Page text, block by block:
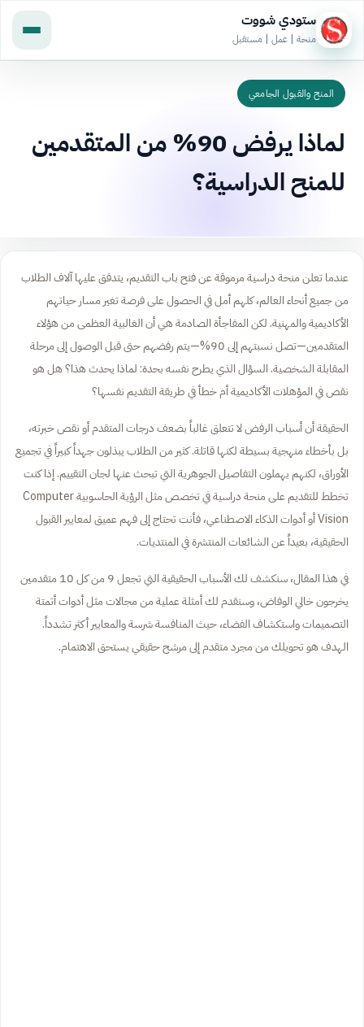
ستودي شووت
منحة | عمل | مستقبل
المنح والقبول الجامعي
لماذا يرفض 90% من المتقدمين
للمنح الدراسية؟
عندما تعلن منحة دراسية مرموقة عن فتح باب التقديم، يتدفق عليها آلاف الطلاب
من جميع أنحاء العالم، كلهم أمل في الحصول على فرصة تغير مسار حياتهم
الأكاديمية والمهنية. لكن المفاجأة الصادمة هي أن الغالبية العظمى من هؤلاء
المتقدمين—تصل نسبتهم إلى 90%—يتم رفضهم حتى قبل الوصول إلى مرحلة
المقابلة الشخصية. السؤال الذي يطرح نفسه بحدة: لماذا يحدث هذا؟ هل هو
نقص في المؤهلات الأكاديمية أم خطأ في طريقة التقديم نفسها؟
الحقيقة أن أسباب الرفض لا تتعلق غالباً بضعف درجات المتقدم أو نقص خبرته،
بل بأخطاء منهجية بسيطة لكنها قاتلة. كثير من الطلاب يبذلون جهداً كبيراً في تجميع
الأوراق، لكنهم يهملون التفاصيل الجوهرية التي تبحث عنها لجان التقييم. إذا كنت
تخطط للتقديم على منحة دراسية في تخصص مثل الرؤية الحاسوبيةComputer
Visionأو أدوات الذكاء الاصطناعي، فأنت تحتاج إلى فهم عميق لمعايير القبول
الحقيقية، بعيداً عن الشائعات المنتشرة في المنتديات.
في هذا المقال، سنكشف لك الأسباب الحقيقية التي تجعل 9 من كل 10 متقدمين
يخرجون خالي الوفاض، وسنقدم لك أمثلة عملية من مجالات مثل أدوات أتمتة
التصميمات واستكشاف الفضاء، حيث المنافسة شرسة والمعايير أكثر تشدداً.
الهدف هو تحويلك من مجرد متقدم إلى مرشح حقيقي يستحق الاهتمام.